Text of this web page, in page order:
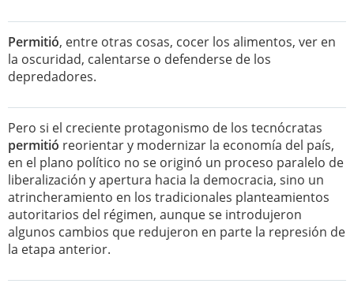
Permitió, entre otras cosas, cocer los alimentos, ver en
la oscuridad, calentarse o defenderse de los
depredadores.
Pero si el creciente protagonismo de los tecnócratas
permitió reorientar y modernizar la economía del país,
en el plano político no se originó un proceso paralelo de
liberalización y apertura hacia la democracia, sino un
atrincheramiento en los tradicionales planteamientos
autoritarios del régimen, aunque se introdujeron
algunos cambios que redujeron en parte la represión de
la etapa anterior.